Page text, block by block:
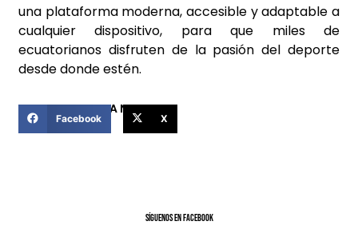
una plataforma moderna, accesible y adaptable a
cualquier dispositivo, para que miles de
ecuatorianos disfruten de la pasión del deporte
desde donde estén.
COMPARTIR ESTA NOTICIA
Facebook X
SíGUENOS EN FACEBOOK